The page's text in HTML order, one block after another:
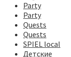
Party
Party
Quests
Quests
SPIEL local
Детские